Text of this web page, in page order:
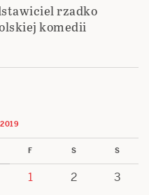
rzadko
komedii
F S S
1 2
3